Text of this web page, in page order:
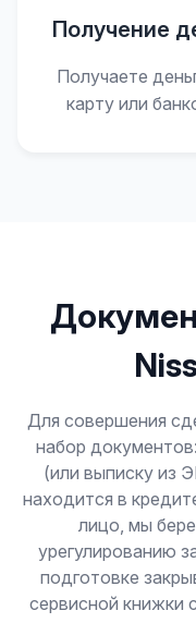
Получение
Получаете
карту или
Для совершения
набор
(или выписку из
находится в
лицо, мы
урегулированию
подготовке
сервисной книжки